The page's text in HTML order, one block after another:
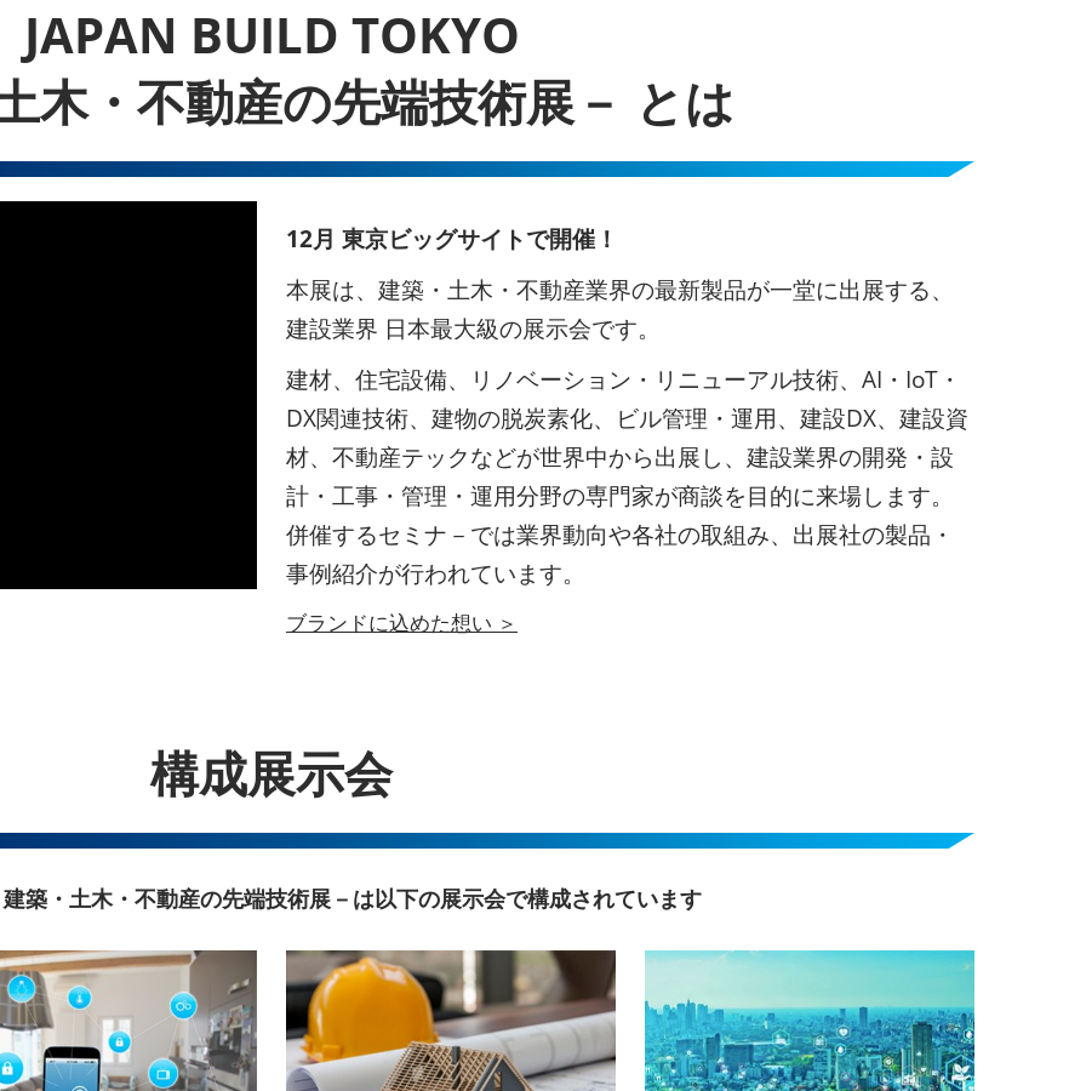
JAPAN BUILD TOKYO
木・不動産の先端技術展－ とは
12月 東京ビッグサイトで開催！
本展は、建築・土木・不動産業界の最新製品が一堂に出展する、
建設業界 日本最大級の展示会です。
建材、住宅設備、リノベーション・リニューアル技術、AI・IoT・
DX関連技術、建物の脱炭素化、ビル管理・運用、建設DX、建設資
材、不動産テックなどが世界中から出展し、建設業界の開発・設
計・工事・管理・運用分野の専門家が商談を目的に来場します。
併催するセミナ－では業界動向や各社の取組み、出展社の製品・
事例紹介が行われています。
ブランドに込めた想い ＞
構成展示会
築・土木・不動産の先端技術展－は以下の展示会で構成されています